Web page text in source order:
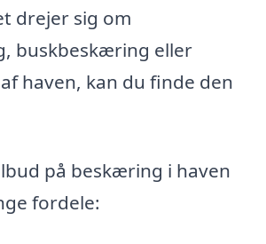
drejer sig om
buskbeskæring eller
haven, kan du finde den
på beskæring i haven
fordele: